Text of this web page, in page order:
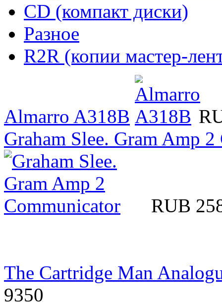
CD (компакт диски)
Разное
R2R (копии мастер-
Almarro A318B
Graham Slee. Gram Amp
RUB
The Cartridge Man
9350